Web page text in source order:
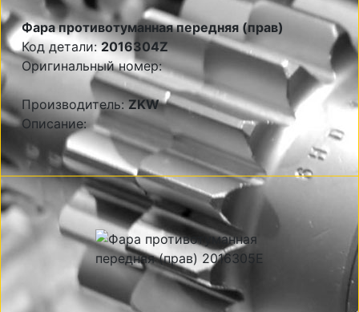
Фара противотуманная передняя (прав)
Код детали:2016304Z
Оригинальный номер:
Производитель:ZKW
Описание: